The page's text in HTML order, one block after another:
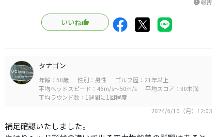
report報告
いいね
タナゴン
年齢：50歳 性別：男性
ゴルフ歴：21年以上
平均ヘッドスピード：46m/s～50m/s
平均スコア：80未満
平均ラウンド数：1週間に1回程度
2024/6/10（月）12:03
補足確認いたしました。